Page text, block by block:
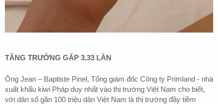
TĂNG TRƯỞNG GẤP 3,33 LẦN
Ông Jean – Baptiste Pinel, Tổng giám đốc Công ty Primland - nhà
xuất khẩu kiwi Pháp duy nhất vào thị trường Việt Nam cho biết,
với dân số gần 100 triệu dân Việt Nam là thị trường đầy tiềm